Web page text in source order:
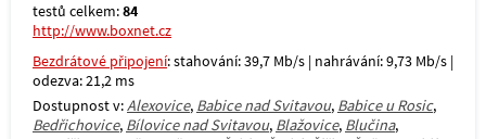
testů celkem:84
http://www.boxnet.cz
Bezdrátové připojení: stahování: 39,7 Mb/s | nahrávání: 9,73 Mb/s |
odezva: 21,2 ms
Dostupnost v:Alexovice, Babice nad Svitavou, Babice u Rosic,
Bedřichovice, Bílovice nad Svitavou, Blažovice, Blučina,